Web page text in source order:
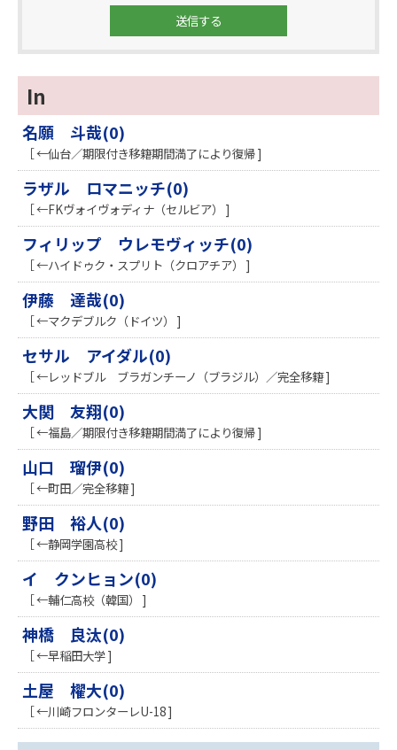
In
名願 斗哉(0)
［ ←仙台／期限付き移籍期間満了により復帰 ]
ラザル ロマニッチ(0)
［ ←FKヴォイヴォディナ（セルビア） ]
フィリップ ウレモヴィッチ(0)
［ ←ハイドゥク・スプリト（クロアチア） ]
伊藤 達哉(0)
［ ←マクデブルク（ドイツ） ]
セサル アイダル(0)
［ ←レッドブル ブラガンチーノ（ブラジル）／完全移籍 ]
大関 友翔(0)
［ ←福島／期限付き移籍期間満了により復帰 ]
山口 瑠伊(0)
［ ←町田／完全移籍 ]
野田 裕人(0)
［ ←静岡学園高校 ]
イ クンヒョン(0)
［ ←輔仁高校（韓国） ]
神橋 良汰(0)
［ ←早稲田大学 ]
土屋 櫂大(0)
［ ←川崎フロンターレU-18 ]